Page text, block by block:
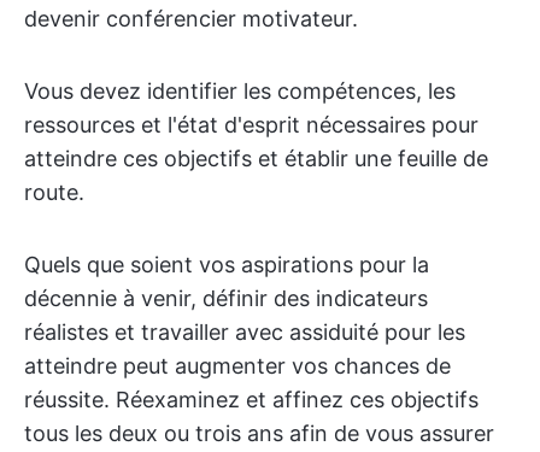
devenir conférencier motivateur.
Vous devez identifier les compétences, les
ressources et l'état d'esprit nécessaires pour
atteindre ces objectifs et établir une feuille de
route.
Quels que soient vos aspirations pour la
décennie à venir, définir des indicateurs
réalistes et travailler avec assiduité pour les
atteindre peut augmenter vos chances de
réussite. Réexaminez et affinez ces objectifs
tous les deux ou trois ans afin de vous assurer